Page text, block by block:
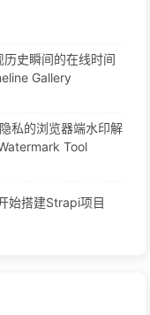
史瞬间的在线时间
Gallery
私的浏览器端水印解
Tool
始搭建Strapi项目